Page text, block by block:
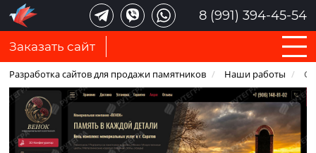
8 (991) 394-45-54
Заказать сайт
Разработка сайтов для продажи памятников / Наши работы /